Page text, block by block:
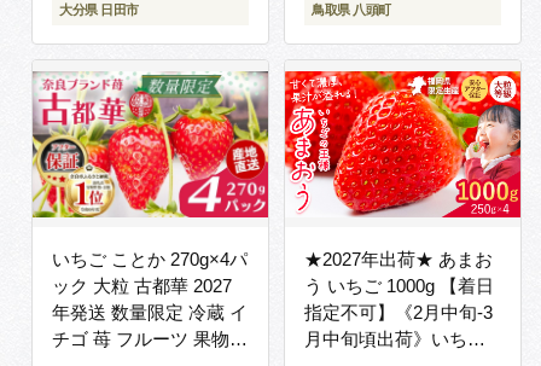
大分県 日田市 鳥取県 八頭町
いちご ことか 270g×4パ
ック 大粒 古都華 2027
年発送 数量限定 冷蔵 イ
チゴ 苺 フルーツ 果物
★2027年出荷★ あまお
う いちご 1000g 【着日
指定不可】《2月中旬-3
月中旬頃出荷》いちご